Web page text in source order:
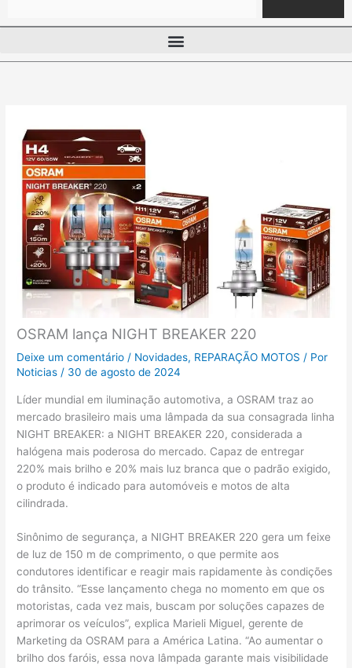
OSRAM lança NIGHT BREAKER 220
Deixe um comentário / Novidades, REPARAÇÃO MOTOS / Por
Noticias / 30 de agosto de 2024
Líder mundial em iluminação automotiva, a OSRAM traz ao
mercado brasileiro mais uma lâmpada da sua consagrada linha
NIGHT BREAKER: a NIGHT BREAKER 220, considerada a
halógena mais poderosa do mercado. Capaz de entregar
220% mais brilho e 20% mais luz branca que o padrão exigido,
o produto é indicado para automóveis e motos de alta
cilindrada.
Sinônimo de segurança, a NIGHT BREAKER 220 gera um feixe
de luz de 150 m de comprimento, o que permite aos
condutores identificar e reagir mais rapidamente às condições
do trânsito. “Esse lançamento chega no momento em que os
motoristas, cada vez mais, buscam por soluções capazes de
aprimorar os veículos”, explica Marieli Miguel, gerente de
Marketing da OSRAM para a América Latina. “Ao aumentar o
brilho dos faróis, essa nova lâmpada garante mais visibilidade